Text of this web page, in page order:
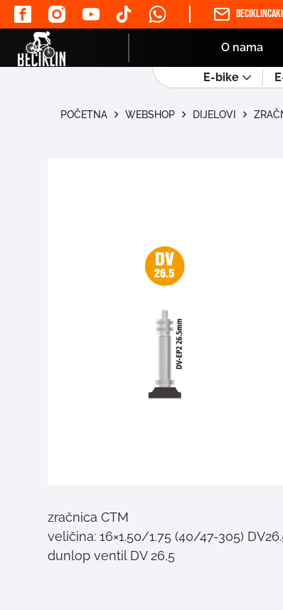
O nama
E-bike
POČETNA WEBSHOP DIJELOVI
zračnica CTM
veličina: 16×1.50/1.75 (40/47-305)
dunlop ventil DV 26,5